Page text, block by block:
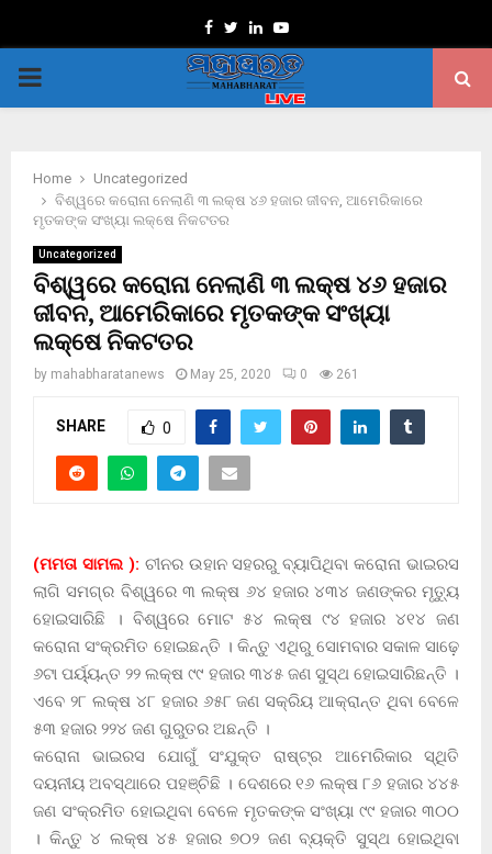
Facebook
TwitterLinkedinYoutube
PRIMARY
Home
Uncategorized
ବିଶ୍ୱରେ କରୋନା ନେଲାଣି ୩ ଲକ୍ଷ ୪୬ ହଜାର ଜୀବନ, ଆମେରିକାରେ
ମୃତକଙ୍କ ସଂଖ୍ୟା ଲକ୍ଷେ ନିକଟତର
Uncategorized
ବିଶ୍ୱରେ କରୋନା ନେଲାଣି ୩ ଲକ୍ଷ ୪୬ ହଜାର
ଜୀବନ, ଆମେରିକାରେ ମୃତକଙ୍କ ସଂଖ୍ୟା
ଲକ୍ଷେ ନିକଟତର
by mahabharatanews May 25, 2020 0 261
SHARE 0
(ମମତା ସାମଲ ): ଚୀନର ଉହାନ ସହରରୁ ବ୍ୟାପିଥିବା କରୋନା ଭାଇରସ
ଲାଗି ସମଗ୍ର ବିଶ୍ୱରେ ୩ ଲକ୍ଷ ୬୪ ହଜାର ୪୩୪ ଜଣଙ୍କର ମୃତ୍ୟୁ
ହୋଇସାରିଛି । ବିଶ୍ୱରେ ମୋଟ ୫୪ ଲକ୍ଷ ୯୪ ହଜାର ୪୧୪ ଜଣ
କରୋନା ସଂକ୍ରମିତ ହୋଇଛନ୍ତି । କିନ୍ତୁ ଏଥିରୁ ସୋମବାର ସକାଳ ସାଢ଼େ
୬ଟା ପର୍ୟ୍ୟନ୍ତ ୨୨ ଲକ୍ଷ ୯୯ ହଜାର ୩୪୫ ଜଣ ସୁସ୍ଥ ହୋଇସାରିଛନ୍ତି ।
ଏବେ ୨୮ ଲକ୍ଷ ୪୮ ହଜାର ୬୫୮ ଜଣ ସକ୍ରିୟ ଆକ୍ରାନ୍ତ ଥିବା ବେଳେ
୫୩ ହଜାର ୨୨୪ ଜଣ ଗୁରୁତର ଅଛନ୍ତି ।
କରୋନା ଭାଇରସ ଯୋଗୁଁ ସଂଯୁକ୍ତ ରାଷ୍ଟ୍ର ଆମେରିକାର ସ୍ଥିତି
ଦୟନୀୟ ଅବସ୍ଥାରେ ପହଞ୍ଚିଛି । ଦେଶରେ ୧୬ ଲକ୍ଷ ୮୬ ହଜାର ୪୪୫
ଜଣ ସଂକ୍ରମିତ ହୋଇଥିବା ବେଳେ ମୃତକଙ୍କ ସଂଖ୍ୟା ୯୯ ହଜାର ୩୦୦
। କିନ୍ତୁ ୪ ଲକ୍ଷ ୪୫ ହଜାର ୭୦୨ ଜଣ ବ୍ୟକ୍ତି ସୁସ୍ଥ ହୋଇଥିବା